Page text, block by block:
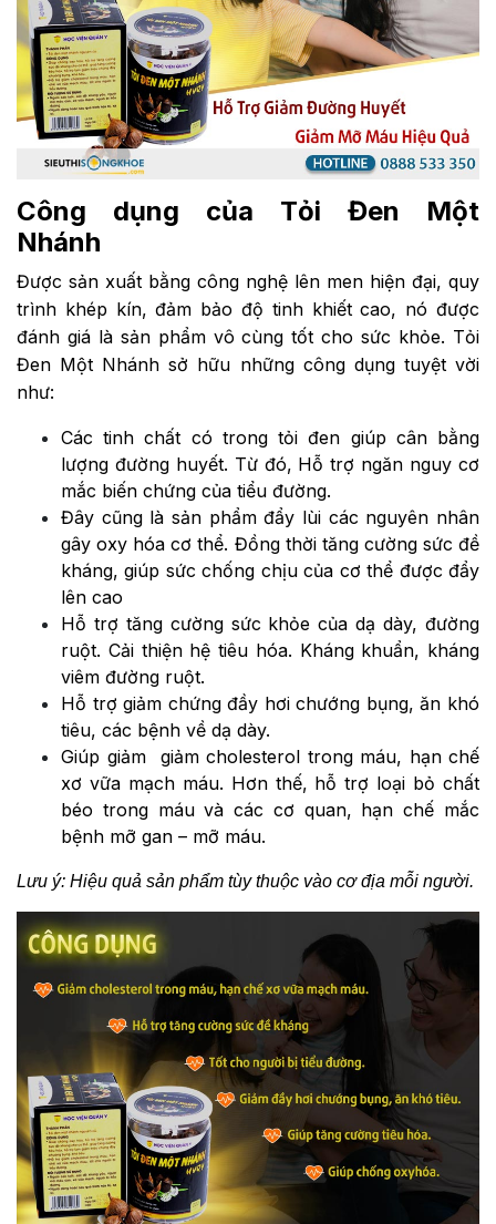
Công dụng của Tỏi Đen Một
Nhánh
Được sản xuất bằng công nghệ lên men hiện đại, quy
trình khép kín, đảm bảo độ tinh khiết cao, nó được
đánh giá là sản phẩm vô cùng tốt cho sức khỏe. Tỏi
Đen Một Nhánh sở hữu những công dụng tuyệt vời
như:
Các tinh chất có trong tỏi đen giúp cân bằng
lượng đường huyết. Từ đó, Hỗ trợ ngăn nguy cơ
mắc biến chứng của tiểu đường.
Đây cũng là sản phẩm đẩy lùi các nguyên nhân
gây oxy hóa cơ thể. Đồng thời tăng cường sức đề
kháng, giúp sức chống chịu của cơ thể được đẩy
lên cao
Hỗ trợ tăng cường sức khỏe của dạ dày, đường
ruột. Cải thiện hệ tiêu hóa. Kháng khuẩn, kháng
viêm đường ruột.
Hỗ trợ giảm chứng đầy hơi chướng bụng, ăn khó
tiêu, các bệnh về dạ dày.
Giúp giảm giảm cholesterol trong máu, hạn chế
xơ vữa mạch máu. Hơn thế, hỗ trợ loại bỏ chất
béo trong máu và các cơ quan, hạn chế mắc
bệnh mỡ gan – mỡ máu.
Lưu ý: Hiệu quả sản phẩm tùy thuộc vào cơ địa mỗi người.